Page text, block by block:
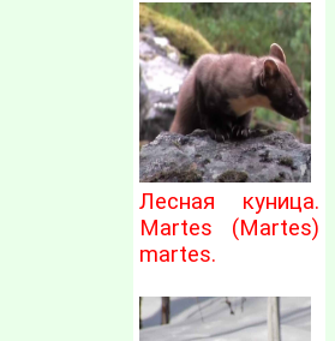
Лесная куница.
Martes (Martes)
martes.